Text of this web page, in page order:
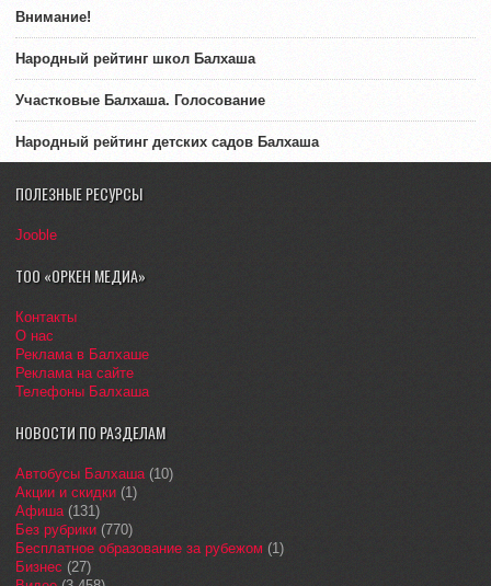
Внимание!
Народный рейтинг школ Балхаша
Участковые Балхаша. Голосование
Народный рейтинг детских садов Балхаша
ПОЛЕЗНЫЕ РЕСУРСЫ
Jooble
ТОО «ОРКЕН МЕДИА»
Контакты
О нас
Реклама в Балхаше
Реклама на сайте
Телефоны Балхаша
НОВОСТИ ПО РАЗДЕЛАМ
Автобусы Балхаша(10)
Акции и скидки (1)
Афиша(131)
Без рубрики (770)
Бесплатное образование за рубежом (1)
Бизнес (27)